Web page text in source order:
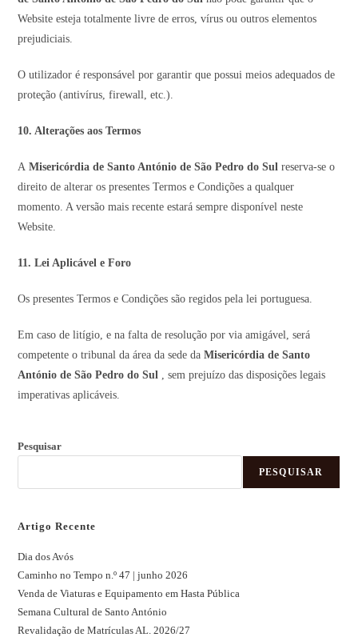
Website esteja totalmente livre de erros, vírus ou outros elementos
prejudiciais.
O utilizador é responsável por garantir que possui meios adequados de
proteção (antivírus, firewall, etc.).
10. Alterações aos Termos
AMisericórdia de Santo António de São Pedro do Sul reserva-se o
direito de alterar os presentes Termos e Condições a qualquer
momento. A versão mais recente estará sempre disponível neste
Website.
11. Lei Aplicável e Foro
Os presentes Termos e Condições são regidos pela lei portuguesa.
Em caso de litígio, e na falta de resolução por via amigável, será
competente o tribunal da área da sede daMisericórdia de Santo
António de São Pedro do Sul , sem prejuízo das disposições legais
imperativas aplicáveis.
Pesquisar
PESQUISAR
Artigo Recente
Dia dos Avós
Caminho no Tempo n.º 47 | junho 2026
Venda de Viaturas e Equipamento em Hasta Pública
Semana Cultural de Santo António
Revalidação de Matrículas AL. 2026/27